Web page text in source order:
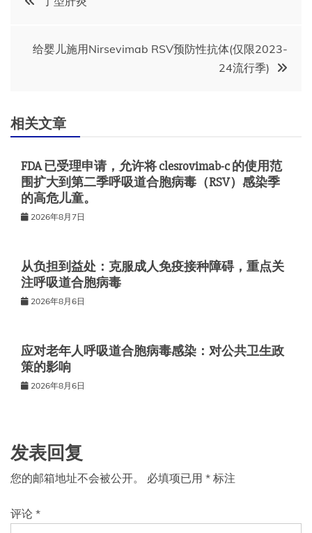
航
给婴儿施用Nirsevimab RSV预防性抗体(仅限2023-
24流行季)
相关文章
FDA 已受理申请，允许将 clesrovimab-c 的使用范
围扩大到第二季呼吸道合胞病毒（RSV）感染季
的高危儿童。
2026年8月7日
从负担到益处：克服成人免疫接种障碍，重点关
注呼吸道合胞病毒
2026年8月6日
应对老年人呼吸道合胞病毒感染：对公共卫生政
策的影响
2026年8月6日
发表回复
您的邮箱地址不会被公开。 必填项已用 * 标注
评论 *